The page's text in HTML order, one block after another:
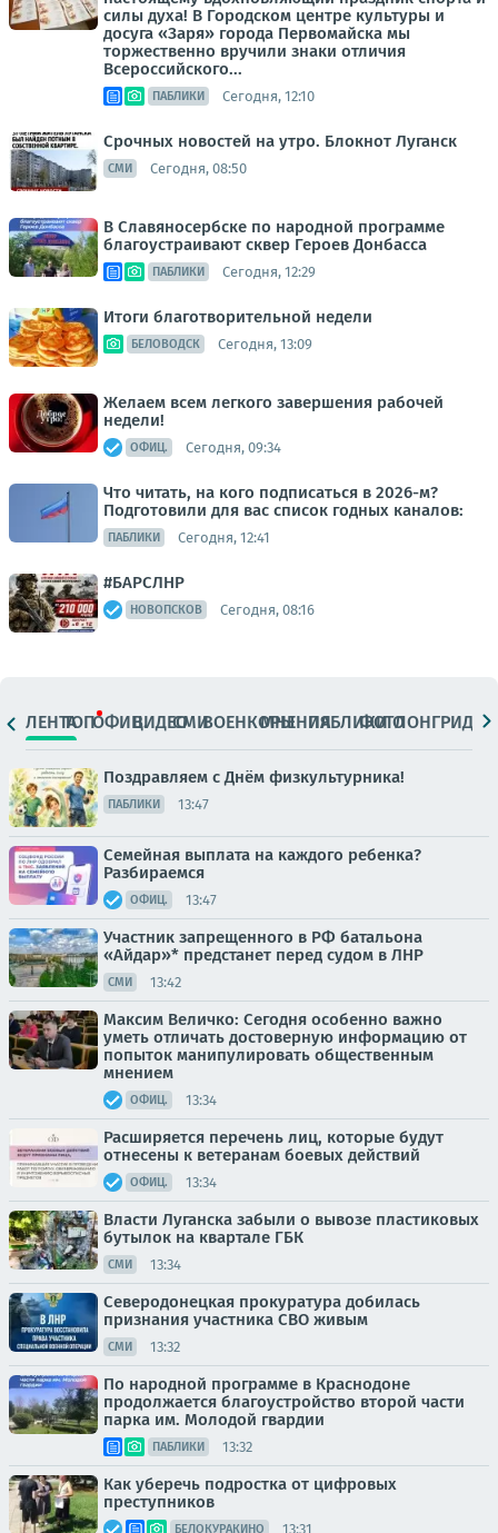
силы духа! В Городском центре культуры и
досуга «Заря» города Первомайска мы
торжественно вручили знаки отличия
Всероссийского...
ПАБЛИКИ Сегодня, 12:10
Срочных новостей на утро. Блокнот Луганск
СМИ Сегодня, 08:50
В Славяносербске по народной программе
благоустраивают сквер Героев Донбасса
ПАБЛИКИ Сегодня, 12:29
Итоги благотворительной недели
БЕЛОВОДСК Сегодня, 13:09
Желаем всем легкого завершения рабочей
недели!
ОФИЦ. Сегодня, 09:34
Что читать, на кого подписаться в 2026-м?
Подготовили для вас список годных каналов:
ПАБЛИКИ Сегодня, 12:41
#БАРСЛНР
НОВОПСКОВ Сегодня, 08:16
ЛЕНТАТОПОФИЦ.ВИДЕОСМИВОЕНКОРЫМНЕНИЯПАБЛИКИ
ФОТОЛОНГРИДЫ
Поздравляем с Днём физкультурника!
ПАБЛИКИ 13:47
Семейная выплата на каждого ребенка?
Разбираемся
ОФИЦ. 13:47
Участник запрещенного в РФ батальона
«Айдар»* предстанет перед судом в ЛНР
СМИ 13:42
Максим Величко: Сегодня особенно важно
уметь отличать достоверную информацию от
попыток манипулировать общественным
мнением
ОФИЦ. 13:34
Расширяется перечень лиц, которые будут
отнесены к ветеранам боевых действий
ОФИЦ. 13:34
Власти Луганска забыли о вывозе пластиковых
бутылок на квартале ГБК
СМИ 13:34
Северодонецкая прокуратура добилась
признания участника СВО живым
СМИ 13:32
По народной программе в Краснодоне
продолжается благоустройство второй части
парка им. Молодой гвардии
ПАБЛИКИ 13:32
Как уберечь подростка от цифровых
преступников
БЕЛОКУРАКИНО 13:31